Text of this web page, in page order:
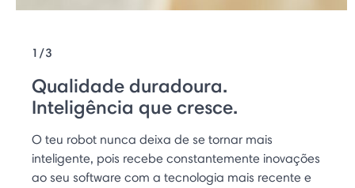
1/3
Qualidade duradoura.
Inteligência que cresce.
O teu robot nunca deixa de se tornar mais
inteligente, pois recebe constantemente inovações
ao seu software com a tecnologia mais recente e